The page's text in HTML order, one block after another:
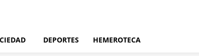
DEPORTES HEMEROTECA